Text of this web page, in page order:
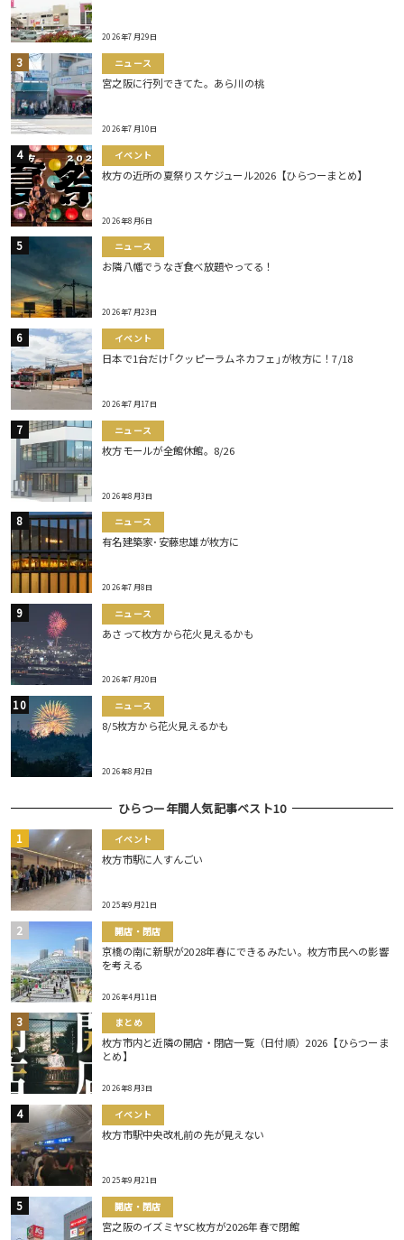
2026年7月29日
ニュース
宮之阪に行列できてた。あら川の桃
2026年7月10日
イベント
枚方の近所の夏祭りスケジュール2026【ひらつーまとめ】
2026年8月6日
ニュース
お隣八幡でうなぎ食べ放題やってる！
2026年7月23日
イベント
日本で1台だけ｢クッピーラムネカフェ｣が枚方に！7/18
2026年7月17日
ニュース
枚方モールが全館休館。8/26
2026年8月3日
ニュース
有名建築家･安藤忠雄が枚方に
2026年7月8日
ニュース
あさって枚方から花火見えるかも
2026年7月20日
ニュース
8/5枚方から花火見えるかも
2026年8月2日
ひらつー年間人気記事ベスト10
イベント
枚方市駅に人すんごい
2025年9月21日
開店・閉店
京橋の南に新駅が2028年春にできるみたい。枚方市民への影響
を考える
2026年4月11日
まとめ
枚方市内と近隣の開店・閉店一覧（日付順）2026【ひらつーま
とめ】
2026年8月3日
イベント
枚方市駅中央改札前の先が見えない
2025年9月21日
開店・閉店
宮之阪のイズミヤSC枚方が2026年春で閉館